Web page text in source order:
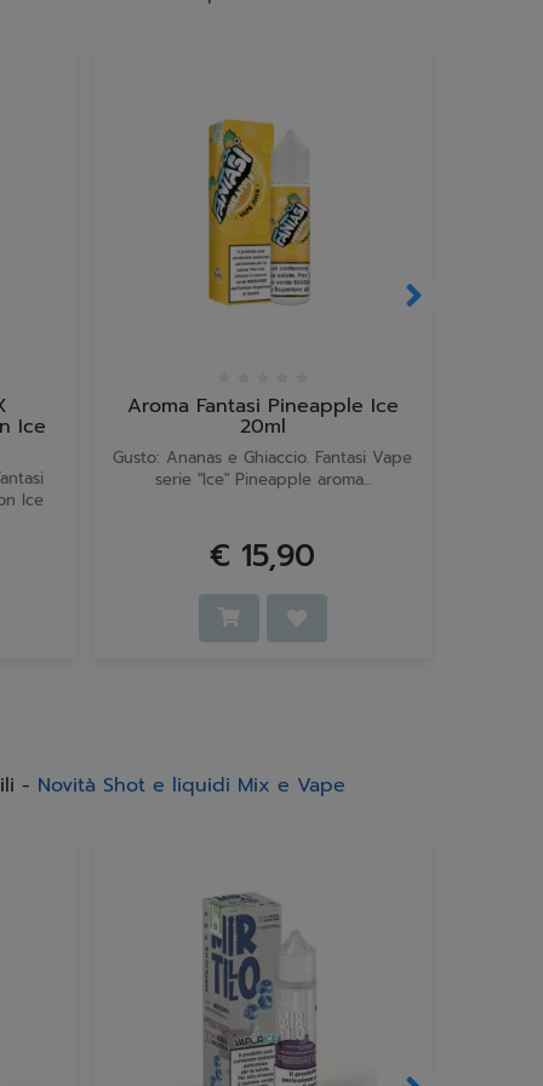
Ice
Ice
Aroma Fantasi Pineapple Ice
20ml
Gusto: Ananas e Ghiaccio. Fantasi Vape
serie "Ice" Pineapple aroma...
€ 15,90
- Novità Shot e liquidi Mix e Vape